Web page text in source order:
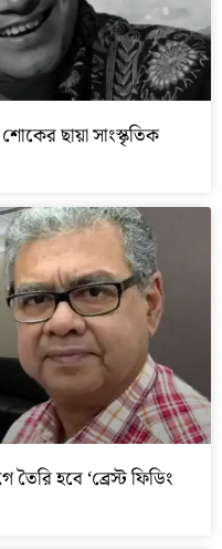
ছায়া সাংস্কৃতিক
তৈরি হবে ‘ব্রেস্ট ফিডিং